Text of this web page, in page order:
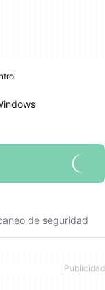
de seguridad